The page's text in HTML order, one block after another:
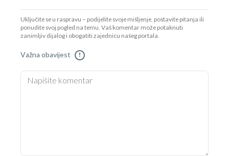
Uključite se u raspravu – podijelite svoje mišljenje, postavite pitanja ili
ponudite svoj pogled na temu. Vaš komentar može potaknuti
zanimljiv dijalog i obogatiti zajednicu našeg portala.
Važna obavijest !